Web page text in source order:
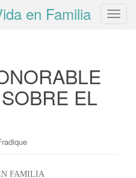
T
en Familia
EL
FAMILIA